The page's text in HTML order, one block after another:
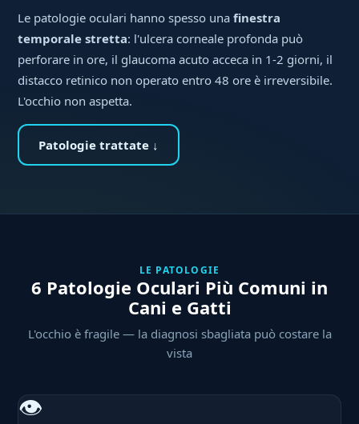
Le patologie oculari hanno spesso unafinestra
temporale stretta: l'ulcera corneale profonda può
perforare in ore, il glaucoma acuto acceca in 1-2 giorni, il
distacco retinico non operato entro 48 ore è irreversibile.
L'occhio non aspetta.
Patologie trattate ↓
LE PATOLOGIE
6 Patologie Oculari Più Comuni in
Cani e Gatti
L'occhio è fragile — la diagnosi sbagliata può costare la
vista
👁